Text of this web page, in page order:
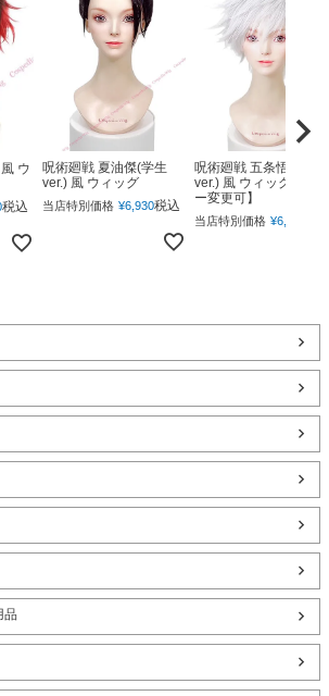
ウ
税込
呪術廻戦 夏油傑(学生
ver.) 風 ウィッグ
当店特別価格 ¥6,930税込
呪術廻戦 五条悟(下ろ
ver.) 風 ウィッグ 【カ
ー変更可】
当店特別価格 ¥6,930
品